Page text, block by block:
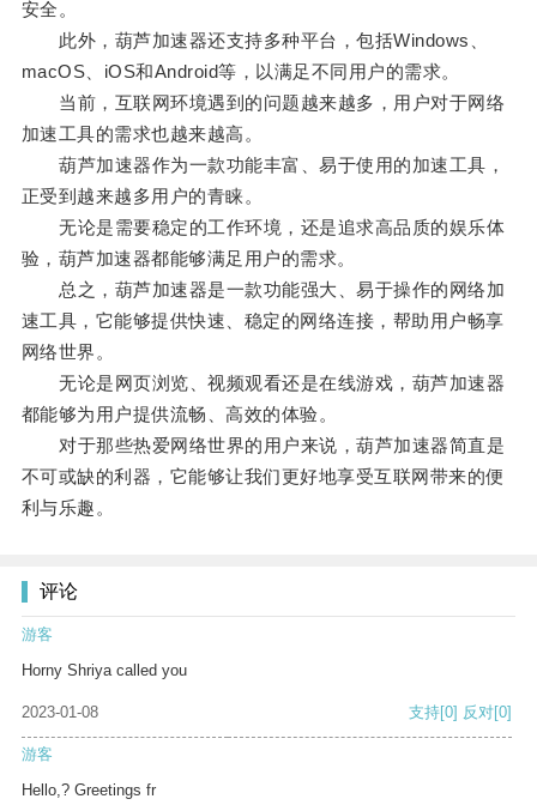
安全。
此外，葫芦加速器还支持多种平台，包括Windows、
macOS、iOS和Android等，以满足不同用户的需求。
当前，互联网环境遇到的问题越来越多，用户对于网络
加速工具的需求也越来越高。
葫芦加速器作为一款功能丰富、易于使用的加速工具，
正受到越来越多用户的青睐。
无论是需要稳定的工作环境，还是追求高品质的娱乐体
验，葫芦加速器都能够满足用户的需求。
总之，葫芦加速器是一款功能强大、易于操作的网络加
速工具，它能够提供快速、稳定的网络连接，帮助用户畅享
网络世界。
无论是网页浏览、视频观看还是在线游戏，葫芦加速器
都能够为用户提供流畅、高效的体验。
对于那些热爱网络世界的用户来说，葫芦加速器简直是
不可或缺的利器，它能够让我们更好地享受互联网带来的便
利与乐趣。
评论
游客
Horny Shriya called you
2023-01-08 支持[0] 反对[0]
游客
Hello,? Greetings fr